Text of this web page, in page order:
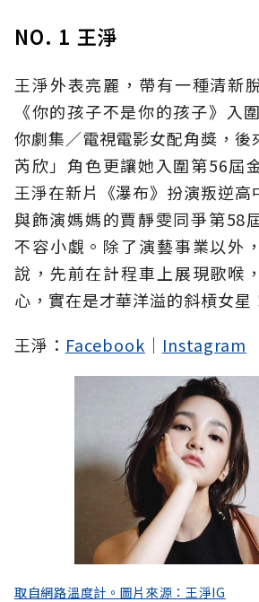
NO. 1 王淨
王淨外表亮麗，帶有一種清新
《你的孩子不是你的孩子》入
你劇集／電視電影女配角獎，後
芮欣」角色更讓她入圍第56屆
王淨在新片《瀑布》扮演叛逆高
與飾演媽媽的賈靜雯同爭第58
不容小覷。除了演藝事業以外
說，先前在計程車上展現歌喉
心，實在是才華洋溢的斜槓女星
王淨： Facebook ｜ Instagram
取自網路溫度計。圖片來源：王淨IG